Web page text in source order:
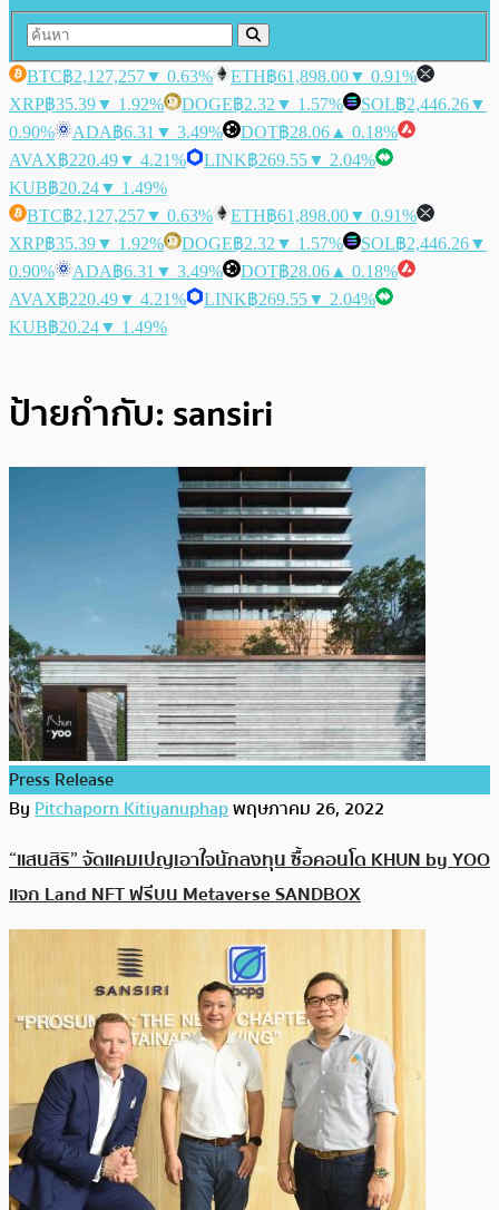
BTC฿2,127,257▼ 0.63% ETH฿61,898.00▼ 0.91%
XRP฿35.39▼ 1.92% DOGE฿2.32 ▼ 1.57% SOL฿2,446.26▼
0.90%
ADA฿6.31 ▼ 3.49% DOT฿28.06 ▲ 0.18%
AVAX฿220.49▼ 4.21% LINK฿269.55▼ 2.04%
KUB฿20.24▼ 1.49%
BTC฿2,127,257▼ 0.63% ETH฿61,898.00▼ 0.91%
XRP฿35.39▼ 1.92% DOGE฿2.32 ▼ 1.57% SOL฿2,446.26▼
0.90%
ADA฿6.31 ▼ 3.49% DOT฿28.06 ▲ 0.18%
AVAX฿220.49▼ 4.21% LINK฿269.55▼ 2.04%
KUB฿20.24▼ 1.49%
ป้ายกำกับ: sansiri
Press Release
ByPitchaporn Kitiyanuphapพฤษภาคม 26, 2022
“แสนสิริ” จัดแคมเปญเอาใจนักลงทุน ซื้อคอนโด KHUN by YOO
แจก Land NFT ฟรีบน Metaverse SANDBOX